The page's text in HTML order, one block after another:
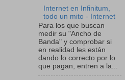
Internet en Infinitum,
todo un mito - Internet
Para los que buscan
medir su "Ancho de
Banda" y comprobar si
en realidad les están
dando lo correcto por lo
que pagan, entren a la...